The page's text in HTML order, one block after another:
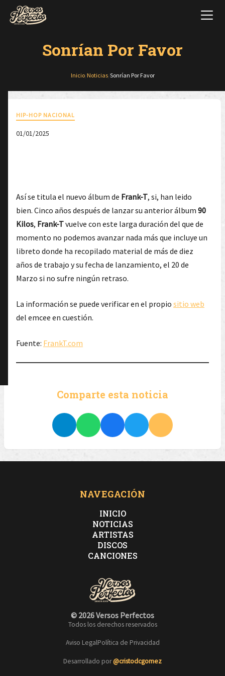
Sonrían Por Favor
Inicio/ Noticias/ Sonrían Por Favor
HIP-HOP NACIONAL
01/01/2025
Así se titula el nuevo álbum de Frank-T, si, han leido
bien. Cinco años después de lanzar su anterior álbum 90
Kilos, Frank-Tvuelve con este larga duración del que de
momento no podemos avanzar nada más que incluye un
libreto donde ha recopilado material de más de diez
años de trabajo y su fecha de lanzamiento, el 20 de
Marzo si no sufre ningún retraso.
La información se puede verificar en el propio sitio web
del emcee en cuestión.
Fuente: FrankT.com
Comparte esta noticia
NAVEGACIÓN
INICIO
NOTICIAS
ARTISTAS
DISCOS
CANCIONES
© 2026 Versos Perfectos
Todos los derechos reservados
Aviso LegalPolítica de Privacidad
Desarrollado por@cristodcgomez